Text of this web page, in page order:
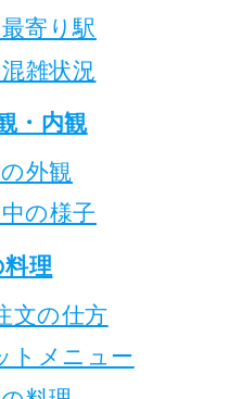
寄り駅
雑状況
・内観
外観
の様子
理
文の仕方
トメニュー